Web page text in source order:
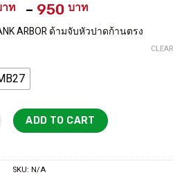
– 950
range:
850 ฿
through
ARBOR ด้ามจับหัวปาดก้านตรง
CLEAR
SHANK ARBOR ด้ามจับหัวปาดก้านตรง
ADD TO CART
SKU: N/A